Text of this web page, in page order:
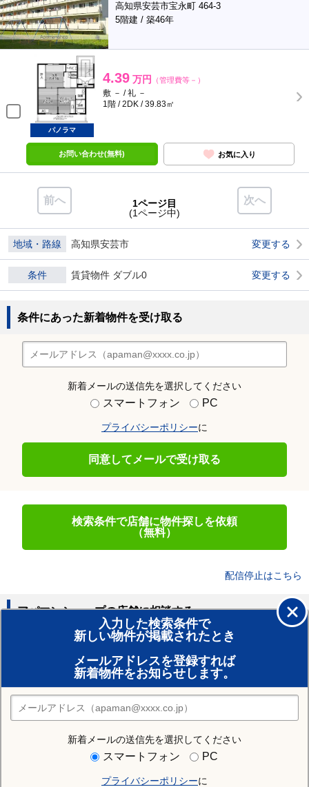
高知県安芸市宝永町 464-3
5階建 / 築46年
4.39 万円 （管理費等－）
敷 － / 礼 －
1階 / 2DK / 39.83㎡
パノラマ
お問い合わせ(無料) お気に入り
前へ 次へ
1ページ目
(1ページ中)
地域・路線 高知県安芸市 変更する
条件 賃貸物件 ダブル0 変更する
条件にあった新着物件を受け取る
新着メールの送信先を選択してください
スマートフォン PC
プライバシーポリシーに
同意してメールで受け取る
検索条件で店舗に物件探しを依頼
（無料）
配信停止はこちら
入力した検索条件で
新しい物件が掲載されたとき
メールアドレスを登録すれば
新着物件をお知らせします。
新着メールの送信先を選択してください
スマートフォン PC
プライバシーポリシーに
アパマンショップの店舗に相談する
賃貸のプロがお部屋探し！
おまかせ物件リクエスト
住みたい街の店舗を探す
店舗検索
球場前駅